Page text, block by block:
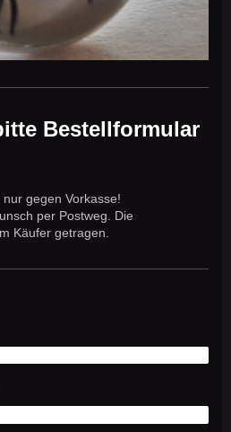
Bestellformular
gegen Vorkasse!
per Postweg. Die
Käufer getragen.